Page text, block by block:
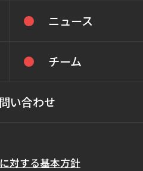
ニュース
チーム
い合わせ
対する基本方針